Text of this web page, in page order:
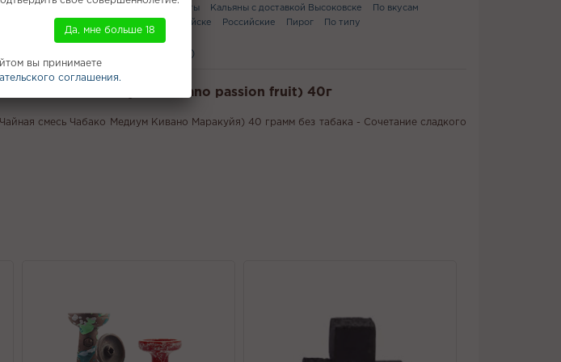
Одноразовые электронные сигареты
Кальяны с доставкой Высоковске
По вкусам
Кальяны с доставкой в Красноармейске
Российские Пирог По типу
Отзывы (0)
- Кивано Маркуйя (Kiwano passion fruit) 40г
смесь Чабако Медиум Кивано Маракуйя) 40 грамм без табака - Сочетание сладкого
Да, мне больше 18
вы принимаете
соглашения.